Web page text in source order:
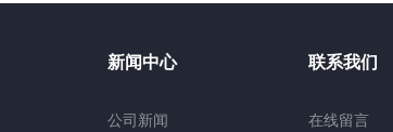
新闻中心
公司新闻
联系我们
在线留言